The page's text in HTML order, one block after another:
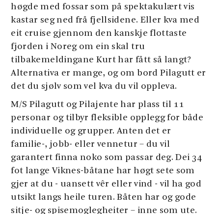
høgde med fossar som på spektakulært vis
kastar seg ned frå fjellsidene. Eller kva med
eit cruise gjennom den kanskje flottaste
fjorden i Noreg om ein skal tru
tilbakemeldingane Kurt har fått så langt?
Alternativa er mange, og om bord Pilagutt er
det du sjølv som vel kva du vil oppleva.
M/S Pilagutt og Pilajente har plass til 11
personar og tilbyr fleksible opplegg for både
individuelle og grupper. Anten det er
familie-, jobb- eller vennetur – du vil
garantert finna noko som passar deg. Dei 34
fot lange Viknes-båtane har høgt sete som
gjer at du - uansett vêr eller vind - vil ha god
utsikt langs heile turen. Båten har og gode
sitje- og spisemoglegheiter – inne som ute.